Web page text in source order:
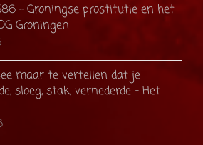
– Groningse prostitutie en het
Groningen
maar te vertellen dat je
sloeg, stak, vernederde - Het